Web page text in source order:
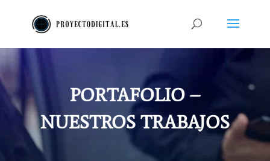
PORTAFOLIO –
NUESTROS TRABAJOS